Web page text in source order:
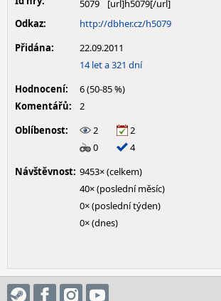
5079
Odkaz:
http://dbher.cz/h5079
Přidána:
22.09.2011
14 let a 321 dní
Hodnocení:
6 (50-85 %)
Komentářů:
2
Oblíbenost:
2
2
0
4
Návštěvnost: 9453× (celkem)
40× (poslední měsíc)
0× (poslední týden)
0× (dnes)